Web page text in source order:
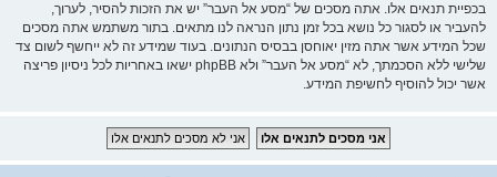
בכפיית תנאים אלו. אתה מסכים של “מסע אל העבר” יש את הזכות להסיר, לערוך,
להעביר או לסגור כל נושא בכל זמן נתון הנראה לנו מתאים. בתור משתמש אתה מסכים
שכל המידע אשר אתה מזין יאוחסן בבסיס הנתונים. בעוד שמידע זה לא ייחשף לשום צד
שלישי ללא הסכמתך, לא “מסע אל העבר” ולא phpBB ישאו באחריות לכל ניסיון פריצה
אשר יכול להוסיף לחשיפת המידע.